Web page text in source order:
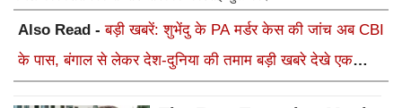
Also Read -बड़ी खबरें: शुभेंदु के PA मर्डर केस की जांच अब CBI
के पास, बंगाल से लेकर देश-दुनिया की तमाम बड़ी खबरे देखे एक